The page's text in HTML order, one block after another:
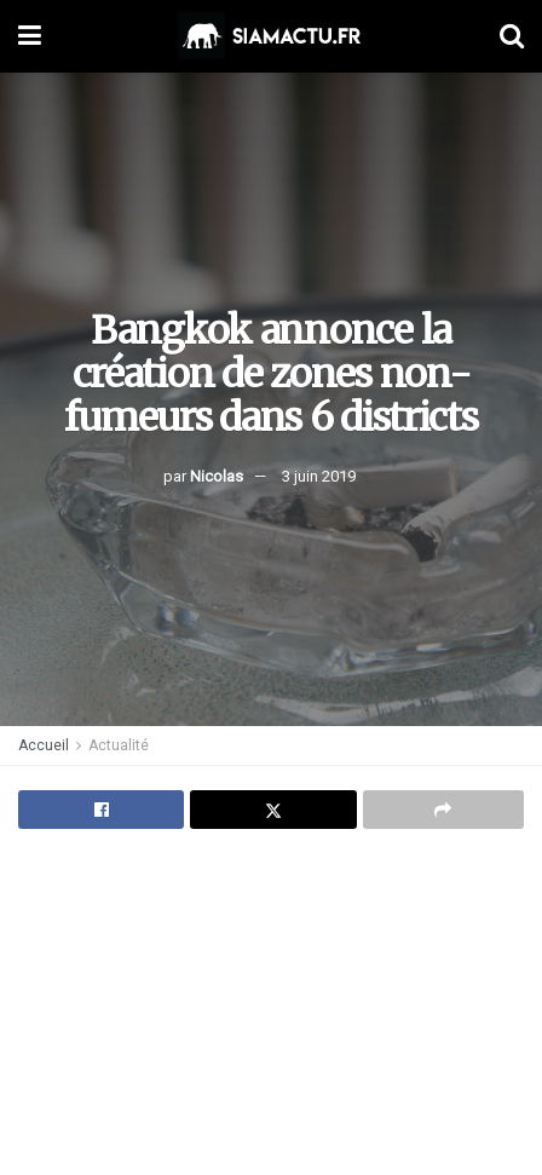
Bangkok annonce la
création de zones non-
fumeurs dans 6 districts
par Nicolas 3 juin 2019
Accueil Actualité